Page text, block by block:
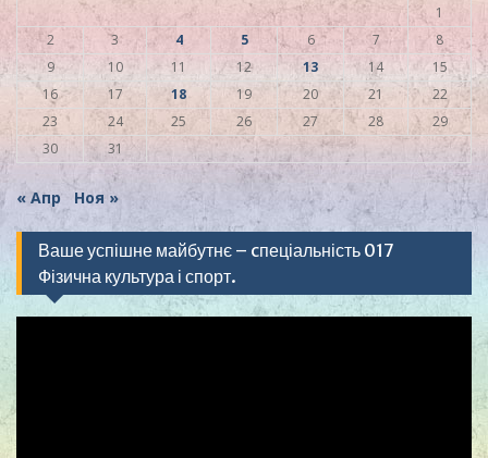
1
2
3 4 5 6 7
8
9
10 11 12 13 14
15
16
17 18 19 20 21
22
23
24 25 26 27 28
29
30
31
« Апр Ноя »
Ваше успішне майбутнє – cпеціальність 017
Фізична культура і спорт.